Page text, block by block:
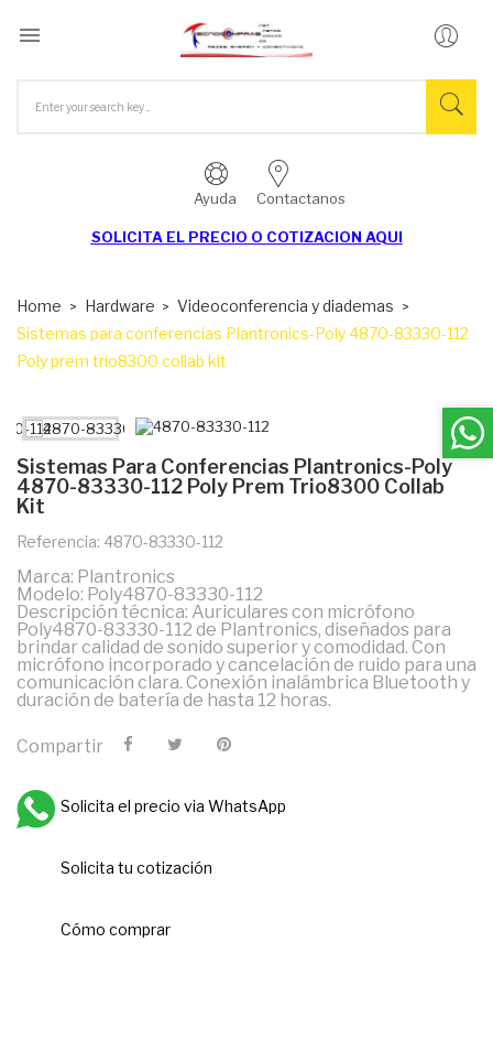

Ayuda Contactanos
SOLICITA EL PRECIO O COTIZACION AQUI
Home Hardware
Videoconferencia y diademas
Sistemas para conferencias Plantronics-Poly 4870-83330-112
Poly prem trio8300 collab kit
Sistemas Para Conferencias Plantronics-Poly
4870-83330-112 Poly Prem Trio8300 Collab
Kit
Referencia: 4870-83330-112
Marca: Plantronics
Modelo: Poly4870-83330-112
Descripción técnica: Auriculares con micrófono
Poly4870-83330-112 de Plantronics, diseñados para
brindar calidad de sonido superior y comodidad. Con
micrófono incorporado y cancelación de ruido para una
comunicación clara. Conexión inalámbrica Bluetooth y
duración de batería de hasta 12 horas.
Compartir
Solicita el precio via WhatsApp
Solicita tu cotización
Cómo comprar